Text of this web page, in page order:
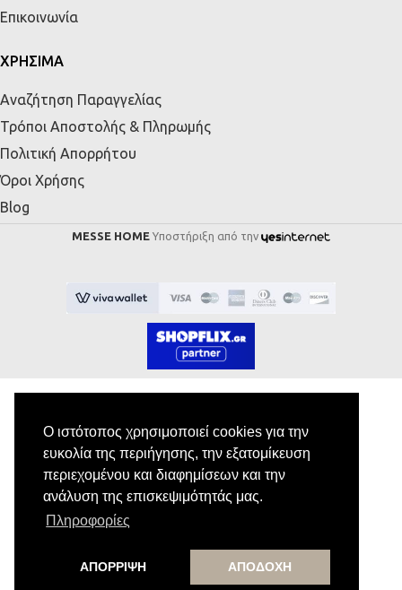
Ο ιστότοπος χρησιμοποιεί cookies για την
ευκολία της περιήγησης, την εξατομίκευση
περιεχομένου και διαφημίσεων και την
ανάλυση της επισκεψιμότητάς μας.
Πληροφορίες
ΑΠΟΡΡΙΨΗ ΑΠΟΔΟΧΗ
Επικοινωνία
ΧΡΗΣΙΜΑ
Αναζήτηση Παραγγελίας
Τρόποι Αποστολής & Πληρωμής
Πολιτική Απορρήτου
Όροι Χρήσης
Blog
MESSE HOME Υποστήριξη από την
Εγγραφή στο Newsletter
Κάνε εγγραφή στο newsletter μας για να
λαμβάνεις αποκλειστικές προσφορές.